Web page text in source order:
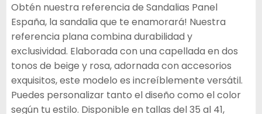
Obtén nuestra referencia de Sandalias Panel
España, la sandalia que te enamorará! Nuestra
referencia plana combina durabilidad y
exclusividad. Elaborada con una capellada en dos
tonos de beige y rosa, adornada con accesorios
exquisitos, este modelo es increíblemente versátil.
Puedes personalizar tanto el diseño como el color
según tu estilo. Disponible en tallas del 35 al 41,